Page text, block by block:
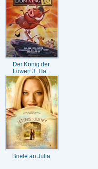
Der König der
Löwen 3: Ha..
Briefe an Julia